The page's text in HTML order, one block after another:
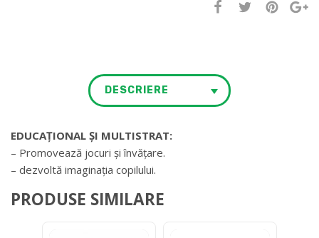
DESCRIERE
EDUCAȚIONAL ȘI MULTISTRAT:
– Promovează jocuri și învățare.
– dezvoltă imaginația copilului.
PRODUSE SIMILARE